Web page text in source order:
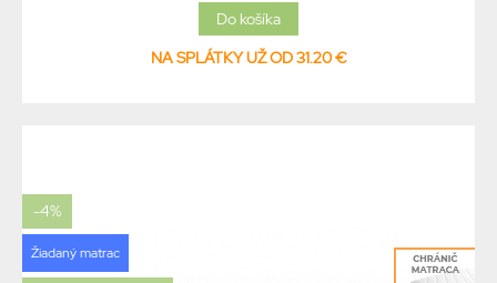
NA SPLÁTKY UŽ OD 31.20 €
-4%
Žiadaný matrac